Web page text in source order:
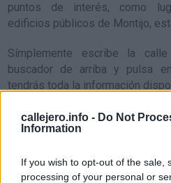
callejero.info - Do Not
Information
If you wish to opt-out of the sale,
processing of your personal or
puntos de interés, como
edificios públicos de Montijo,
Símplemente escribe la
buscador de arriba y pulsa
tendrás toda la información
También te mostramos
calle que busques y el estado
Callejero y mapa de